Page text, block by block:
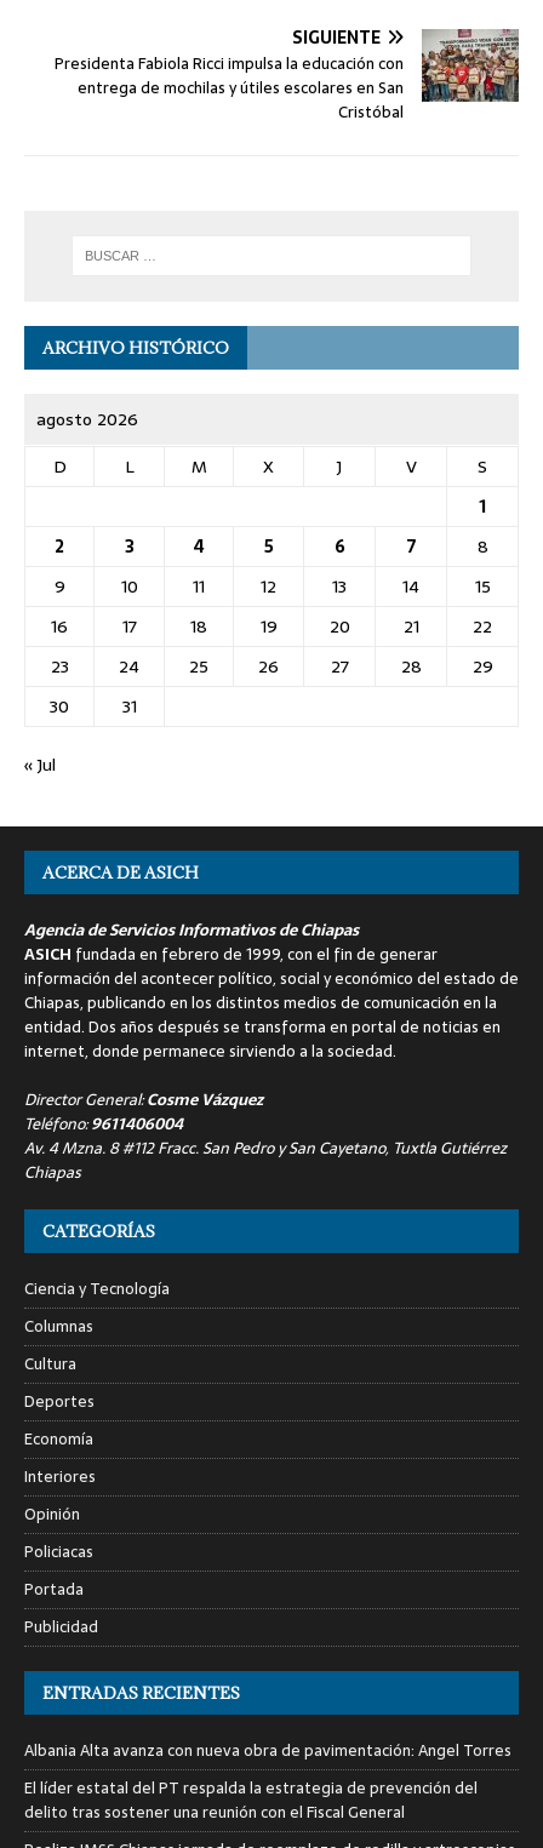
SIGUIENTE
Presidenta Fabiola Ricci impulsa la educación con
entrega de mochilas y útiles escolares en San
Cristóbal
ARCHIVO HISTÓRICO
agosto 2026
D
L M X J V
S
1
2
3 4 5 6 7
8
9
10 11 12 13 14
15
16
17 18 19 20 21
22
23
24 25 26 27 28
29
30
31
« Jul
ACERCA DE ASICH
Agencia de Servicios Informativos de Chiapas
ASICH fundada en febrero de 1999, con el fin de generar
información del acontecer político, social y económico del estado de
Chiapas, publicando en los distintos medios de comunicación en la
entidad. Dos años después se transforma en portal de noticias en
internet, donde permanece sirviendo a la sociedad.
Director General:Cosme Vázquez
Teléfono:9611406004
Av. 4 Mzna. 8 #112 Fracc. San Pedro y San Cayetano, Tuxtla Gutiérrez
Chiapas
CATEGORÍAS
Ciencia y Tecnología
Columnas
Cultura
Deportes
Economía
Interiores
Opinión
Policiacas
Portada
Publicidad
ENTRADAS RECIENTES
Albania Alta avanza con nueva obra de pavimentación: Angel Torres
El líder estatal del PT respalda la estrategia de prevención del
delito tras sostener una reunión con el Fiscal General